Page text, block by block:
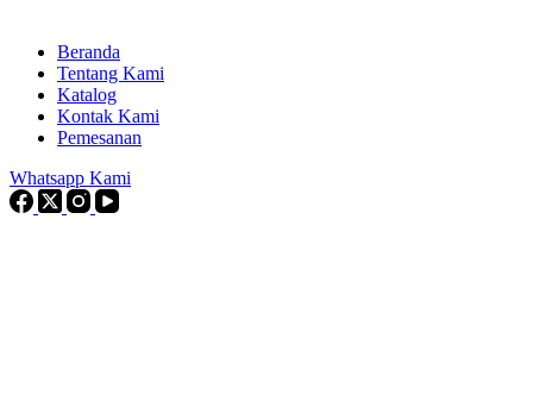
Beranda
Tentang Kami
Katalog
Kontak Kami
Pemesanan
Whatsapp Kami